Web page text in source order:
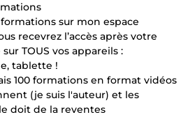
formations sur mon espace
recevrez l’accès après votre
TOUS vos appareils :
tablette !
100 formations en format vidéos
(je suis l'auteur) et les
doit de la reventes